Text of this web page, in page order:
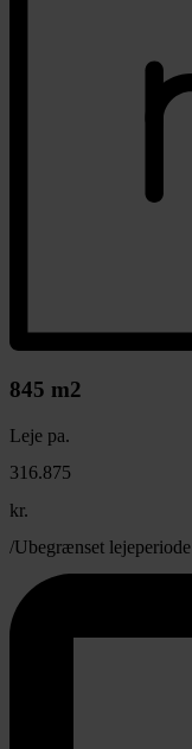
845 m2
Leje pa.
316.875
kr.
/Ubegrænset lejeperiode